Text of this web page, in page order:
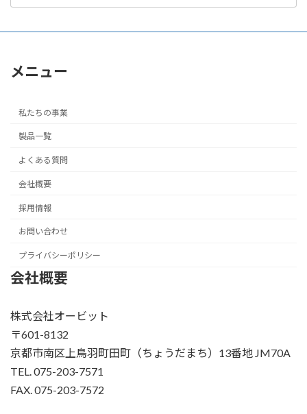
メニュー
私たちの事業
製品一覧
よくある質問
会社概要
採用情報
お問い合わせ
プライバシーポリシー
会社概要
株式会社オービット
〒601-8132
京都市南区上鳥羽町田町（ちょうだまち）13番地 JM70A
TEL. 075-203-7571
FAX. 075-203-7572